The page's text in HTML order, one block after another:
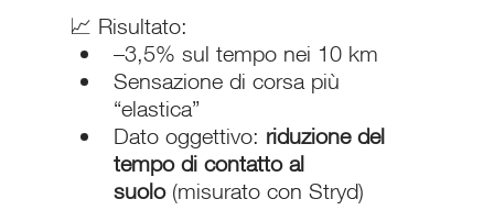
📈 Risultato:
–3,5% sul tempo nei 10 km
Sensazione di corsa più
“elastica”
Dato oggettivo: riduzione del
tempo di contatto al
suolo (misurato con Stryd)